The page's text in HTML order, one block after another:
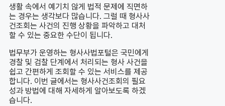
생활 속에서 예기치 않게 법적 문제에 직면하
는 경우는 생각보다 많습니다. 그럴 때 형사사
건조회는 사건의 진행 상황을 파악하고 대처
할 수 있는 중요한 수단이 됩니다.
법무부가 운영하는 형사사법포털은 국민에게
경찰 및 검찰 단계에서 처리되는 형사 사건을
쉽고 간편하게 조회할 수 있는 서비스를 제공
합니다. 이번 글에서는 형사사건조회의 필요
성과 방법에 대해 자세하게 알아보도록 하겠
습니다.